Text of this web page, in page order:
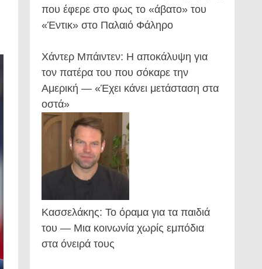
που έφερε στο φως το «άβατο» του
«Έντικ» στο Παλαιό Φάληρο
Χάντερ Μπάιντεν: Η αποκάλυψη για
τον πατέρα του που σόκαρε την
Αμερική — «Έχει κάνει μετάσταση στα
οστά»
Κασσελάκης: Το όραμα για τα παιδιά
του — Μια κοινωνία χωρίς εμπόδια
στα όνειρά τους